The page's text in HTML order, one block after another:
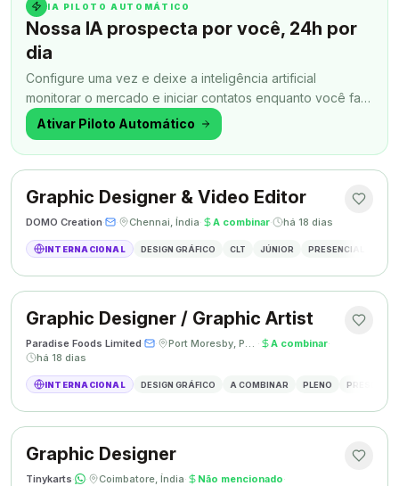
IA PILOTO AUTOMÁTICO
Nossa IA prospecta por você, 24h por
dia
Configure uma vez e deixe a inteligência artificial
monitorar o mercado e iniciar contatos enquanto você faz
outra coisa.
Ativar Piloto Automático
Graphic Designer & Video Editor
DOMO Creation· · Chennai, Índia· A combinar· há 18 dias
INTERNACIONAL DESIGN GRÁFICO CLT JÚNIOR PRESENCIAL
Graphic Designer / Graphic Artist
Paradise Foods Limited· · Port Moresby, Papua Nova Guiné · A combinar·
há 18 dias
INTERNACIONAL DESIGN GRÁFICO A COMBINAR PLENO
Graphic Designer
Tinykarts· · Coimbatore, Índia· Não mencionado·